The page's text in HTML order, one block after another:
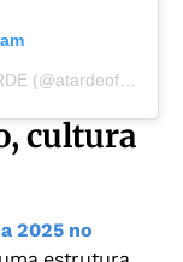
Uma publicação compartilhada por A TARDE (@atardeoficial)
cultura
2025 no